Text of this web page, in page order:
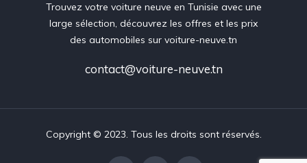
Trouvez votre voiture neuve en Tunisie avec une
large sélection, découvrez les offres et les prix
des automobiles sur voiture-neuve.tn
contact@voiture-neuve.tn
Copyright © 2023. Tous les droits sont réservés.